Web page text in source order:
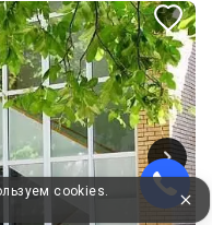
cookies.